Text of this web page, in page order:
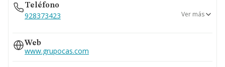
Teléfono
928373423
928364233
Ver más
Web
www.grupocas.com